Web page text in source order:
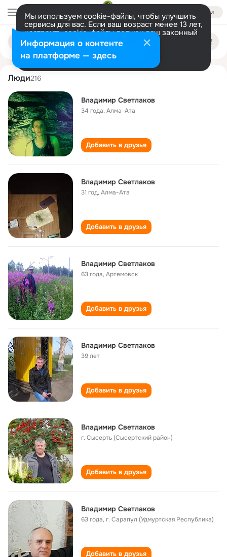
Войти
Мы используем cookie-файлы, чтобы улучшить
сервисы для вас. Если ваш возраст менее 13 лет,
настроить cookie-файлы должен ваш законный
представитель. Больше информации
Разрешить все Настроить
Поиск
людям
vladimir svetlakov
Люди216
Владимир Светлаков
34 года,Алма-Ата
Добавить в друзья
Владимир Светлаков
31 год,Алма-Ата
Добавить в друзья
Владимир Светлаков
63 года,Артемовск
Добавить в друзья
Владимир Светлаков
39 лет
Добавить в друзья
Владимир Светлаков
г. Сысерть (Сысертский район)
Добавить в друзья
Владимир Светлаков
63 года,г. Сарапул (Удмуртская Республика)
Добавить в друзья
Информация о контенте
на платформе — здесь